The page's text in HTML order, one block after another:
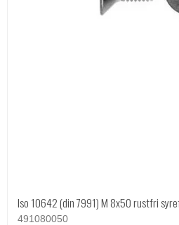
Iso 10642 (din 7991) M 8x50 rustfri
491080050